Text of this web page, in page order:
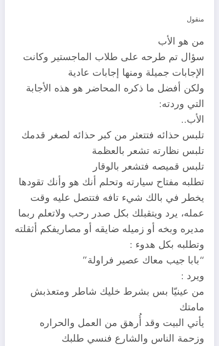
منقول
من هو الأب
سؤال تم طرحه على طلاب الماجستير وكانت
الإجابات جميلة ومنها إجابات عادية
ولكن أفضل ما ذكره المحاضر هو هذه الأجابة
التي وردته:
الأب..
تلبس حذائه فتتعثر من كبر حذائه لصغر قدمك
تلبس نظارته تشعر بالعظمة
تلبس قميصه فتشعر بالوقار
تطلبه مفتاح سيارته وتحلم أنك هو وأنك تقودها
يخطر في بالك شيء تافه فتتصل عليه وقت
عمله، يرد ويتقبلك بكل صدر رحب ولاتعلم ربما
مديره وبخه أو زميله ضايقه أو مصاريفكم أثقلته
وتطلبه بكل هدوء :
“بابا جيب معاك عصير فراولة”
ويرد :
من عينيّا بس بشرط خليك شاطر ومتعذبش
مامتك
يأتي البيت وقد أُرهق من العمل والحراره
وزحمة الناس والشارع فنسي طلبك